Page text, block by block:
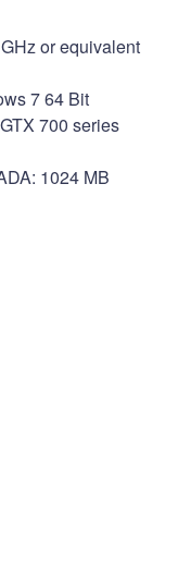
or equivalent
7 64 Bit
700 series
1024 MB